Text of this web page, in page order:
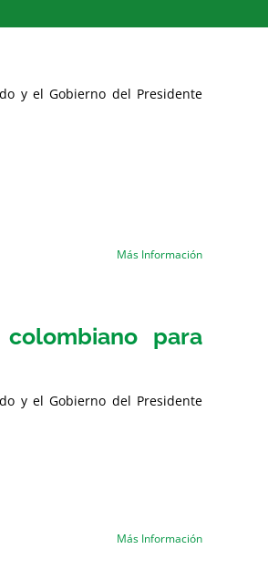
y el Gobierno del Presidente
Más Información
para
y el Gobierno del Presidente
Más Información